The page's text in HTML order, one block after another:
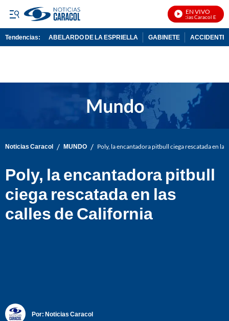
EN VIVO
Noticias Caracol En Vivo
Tendencias: ABELARDO DE LA ESPRIELLA GABINETE ACCIDENTE
Noticias Caracol / MUNDO / Poly, la encantadora pitbull ciega rescatada en
Poly, la encantadora pitbull
ciega rescatada en las
calles de California
Por: Noticias Caracol